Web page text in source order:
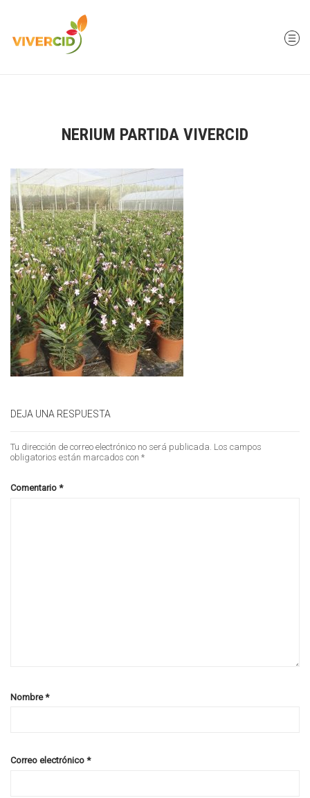
NERIUM PARTIDA VIVERCID
DEJA UNA RESPUESTA
Tu dirección de correo electrónico no será publicada. Los campos
obligatorios están marcados con *
Comentario *
Nombre*
Correo electrónico *